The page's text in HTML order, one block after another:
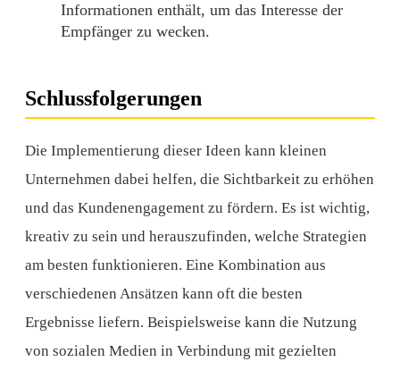
Informationen enthält, um das Interesse der
Empfänger zu wecken.
Schlussfolgerungen
Die Implementierung dieser Ideen kann kleinen
Unternehmen dabei helfen, die Sichtbarkeit zu erhöhen
und das Kundenengagement zu fördern. Es ist wichtig,
kreativ zu sein und herauszufinden, welche Strategien
am besten funktionieren. Eine Kombination aus
verschiedenen Ansätzen kann oft die besten
Ergebnisse liefern. Beispielsweise kann die Nutzung
von sozialen Medien in Verbindung mit gezielten